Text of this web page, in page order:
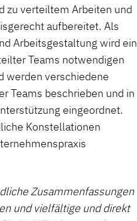
zu verteiltem Arbeiten und
aufbereitet. Als
Arbeitsgestaltung wird ein
Teams notwendigen
werden verschiedene
Teams beschrieben und in
eingeordnet.
Konstellationen
Zusammenfassungen
und vielfältige und direkt